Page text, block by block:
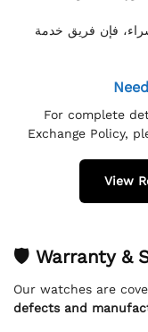
فإن فريق خدمة
For complete
Exchange Policy,
View
🛡 Warranty &
Our watches are
defects and